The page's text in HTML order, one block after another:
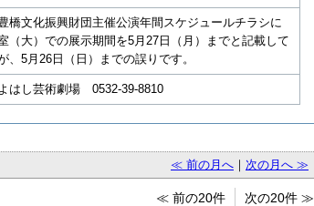
豊橋文化振興財団主催公演年間スケジュールチラシに
（大）での展示期間を5月27日（月）までと記載して
、5月26日（日）までの誤りです。
はし芸術劇場 0532-39-8810
≪ 前の月へ ｜ 次の月へ ≫
≪ 前の20件 次の20件 ≫